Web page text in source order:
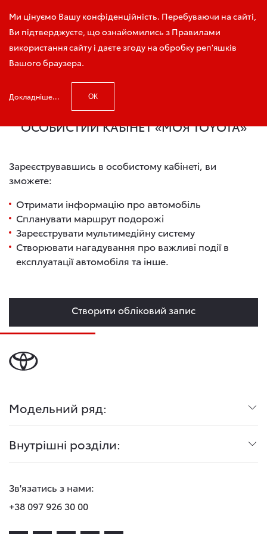
Ми цінуємо Вашу конфіденційність. Перебуваючи на сайті,
Ви підтверджуєте, що ознайомились з Правилами
використання сайту і даєте згоду на обробку реп'яшків
Вашого браузера.
Докладніше... ОК
Зателефонуйте мені
Особистий кабінет - Моя Тойота
ОСОБИСТИЙ КАБІНЕТ «МОЯ TOYOTA»
Зареєструвавшись в особистому кабінеті, ви
зможете:
Отримати інформацію про автомобіль
Спланувати маршрут подорожі
Зареєструвати мультимедійну систему
Cтворювати нагадування про важливі події в
експлуатації автомобіля та інше.
Створити обліковий запис
Модельний ряд:
Внутрішні розділи:
Зв'язатись з нами:
+38 097 926 30 00